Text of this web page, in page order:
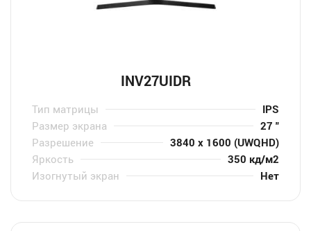
INV27UIDR
Тип матрицы
IPS
Размер экрана
27 "
Разрешение
3840 x 1600 (UWQHD)
Яркость
350 кд/м2
Изогнутый экран
Нет